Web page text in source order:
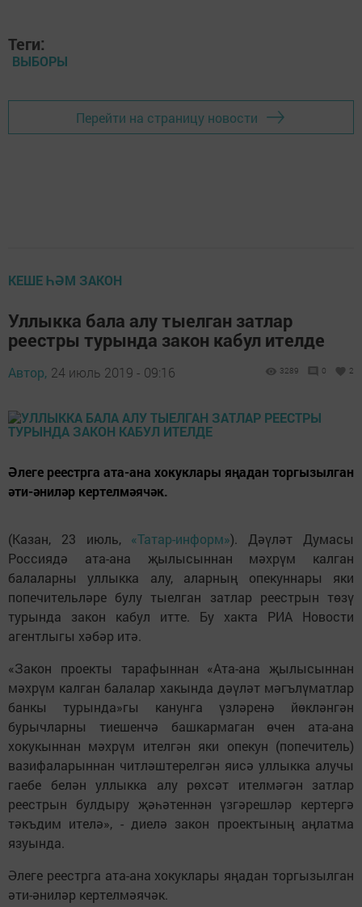
Теги:
ВЫБОРЫ
Перейти на страницу новости
КЕШЕ ҺӘМ ЗАКОН
Уллыкка бала алу тыелган затлар
реестры турында закон кабул ителде
Автор, 24 июль 2019 - 09:16 3289 0 2
Әлеге реестрга ата-ана хокуклары яңадан торгызылган
әти-әниләр кертелмәячәк.
(Казан, 23 июль, «Татар-информ»). Дәүләт Думасы
Россиядә ата-ана җылысыннан мәхрүм калган
балаларны уллыкка алу, аларның опекуннары яки
попечительләре булу тыелган затлар реестрын төзү
турында закон кабул итте. Бу хакта РИА Новости
агентлыгы хәбәр итә.
«Закон проекты тарафыннан «Ата-ана җылысыннан
мәхрүм калган балалар хакында дәүләт мәгълүматлар
банкы турында»гы канунга үзләренә йөкләнгән
бурычларны тиешенчә башкармаган өчен ата-ана
хокукыннан мәхрүм ителгән яки опекун (попечитель)
вазифаларыннан читләштерелгән яисә уллыкка алучы
гаебе белән уллыкка алу рөхсәт ителмәгән затлар
реестрын булдыру җәһәтеннән үзгәрешләр кертергә
тәкъдим ителә», - диелә закон проектының аңлатма
язуында.
Әлеге реестрга ата-ана хокуклары яңадан торгызылган
әти-әниләр кертелмәячәк.